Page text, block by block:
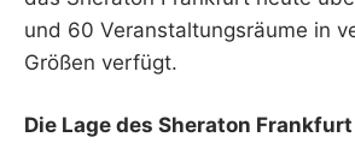
und 60 Veranstaltungsräume in
Größen verfügt.
Die Lage des Sheraton Frankfurt